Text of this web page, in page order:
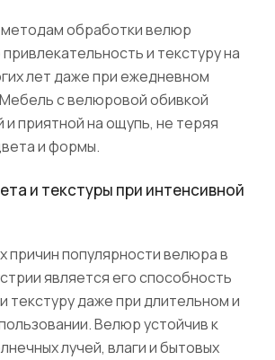
обработки велюр
и текстуру на
лет даже при ежедневном
с велюровой обивкой
и приятной на ощупь, не теряя
и формы.
и текстуры при интенсивной
причин популярности велюра в
является его способность
текстуру даже при длительном и
Велюр устойчив к
лучей, влаги и бытовых